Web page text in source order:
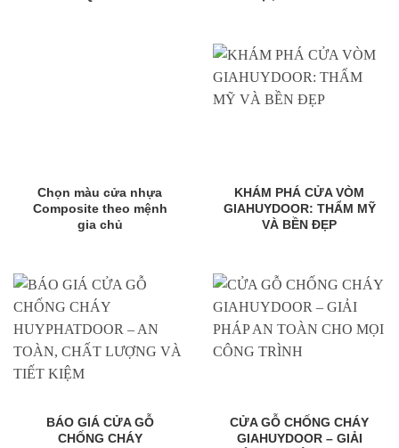
Chọn màu cửa nhựa
Composite theo mệnh
gia chủ
KHÁM PHÁ CỬA VÒM
GIAHUYDOOR: THẨM MỸ
VÀ BỀN ĐẸP
BÁO GIÁ CỬA GỖ
CHỐNG CHÁY
CỬA GỖ CHỐNG CHÁY
GIAHUYDOOR – GIẢI